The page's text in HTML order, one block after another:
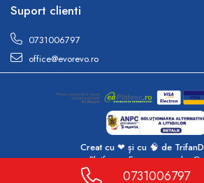
Suport clienti
0731006797
office@evorevo.ro
Creat cu ❤ și cu 🧠 de
Platforma E-commerce by
0731006797